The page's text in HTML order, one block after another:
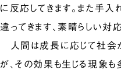
に反応してきます。また手入
違ってきます、素晴らしい対
人間は成長に応じて社会
が、その効果も生じる現象